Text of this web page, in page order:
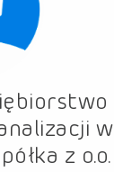
w
z o.o.